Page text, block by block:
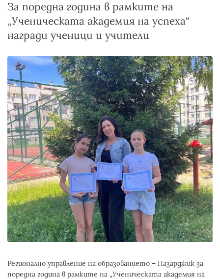
За поредна година в рамките на
„Ученическата академия на успеха“
награди ученици и учители
Регионално управление на образованието – Пазарджик за
поредна година в рамките на „Ученическата академия на